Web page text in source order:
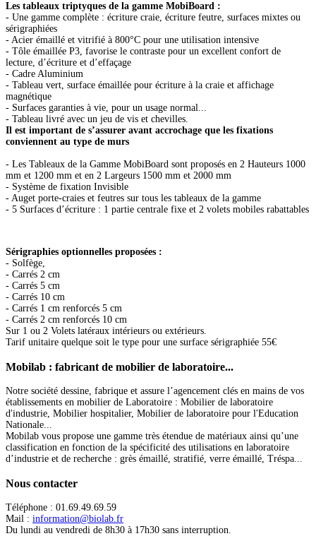
Les tableaux triptyques de la gamme MobiBoard :
- Une gamme complète : écriture craie, écriture feutre, surfaces mixtes ou
sérigraphiées
- Acier émaillé et vitrifié à 800°C pour une utilisation intensive
- Tôle émaillée P3, favorise le contraste pour un excellent confort de
lecture, d’écriture et d’effaçage
- Cadre Aluminium
- Tableau vert, surface émaillée pour écriture à la craie et affichage
magnétique
- Surfaces garanties à vie, pour un usage normal...
- Tableau livré avec un jeu de vis et chevilles.
Il est important de s’assurer avant accrochage que les fixations
conviennent au type de murs
- Les Tableaux de la Gamme MobiBoard sont proposés en 2 Hauteurs 1000
mm et 1200 mm et en 2 Largeurs 1500 mm et 2000 mm
- Système de fixation Invisible
- Auget porte-craies et feutres sur tous les tableaux de la gamme
- 5 Surfaces d’écriture : 1 partie centrale fixe et 2 volets mobiles rabattables
Sérigraphies optionnelles proposées :
- Solfège,
- Carrés 2 cm
- Carrés 5 cm
- Carrés 10 cm
- Carrés 1 cm renforcés 5 cm
- Carrés 2 cm renforcés 10 cm
Sur 1 ou 2 Volets latéraux intérieurs ou extérieurs.
Tarif unitaire quelque soit le type pour une surface sérigraphiée 55€
Mobilab : fabricant de mobilier de laboratoire...
Notre société dessine, fabrique et assure l’agencement clés en mains de vos
établissements en mobilier de Laboratoire : Mobilier de laboratoire
d'industrie, Mobilier hospitalier, Mobilier de laboratoire pour l'Education
Nationale...
Mobilab vous propose une gamme très étendue de matériaux ainsi qu’une
classification en fonction de la spécificité des utilisations en laboratoire
d’industrie et de recherche : grès émaillé, stratifié, verre émaillé, Tréspa...
Nous contacter
Téléphone : 01.69.49.69.59
Mail : information@biolab.fr
Du lundi au vendredi de 8h30 à 17h30 sans interruption.